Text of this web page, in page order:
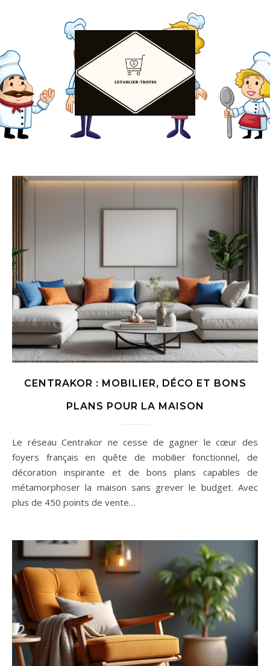
CENTRAKOR : MOBILIER, DÉCO ET BONS
PLANS POUR LA MAISON
Le réseau Centrakor ne cesse de gagner le cœur des
foyers français en quête de mobilier fonctionnel, de
décoration inspirante et de bons plans capables de
métamorphoser la maison sans grever le budget. Avec
plus de 450 points de vente…